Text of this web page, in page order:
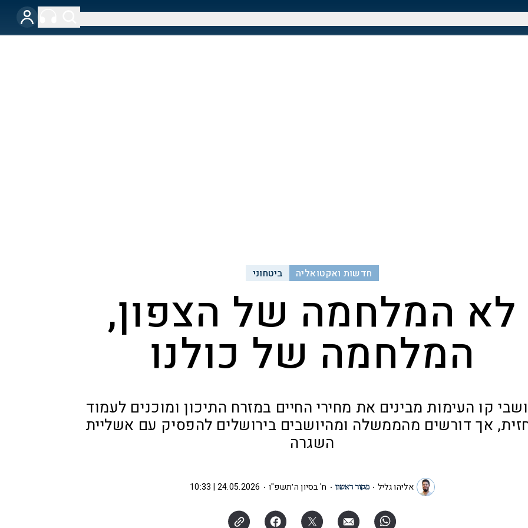
חדשות ואקטואליה ביטחוני
לא המלחמה של הצפון,
המלחמה של כולנו
קו העימות מבינים את מחירי החיים במזרח התיכון ומוכנים לעמוד
אך דורשים מהממשלה ומהיושבים בירושלים להפסיק עם אשליית
השגרה
אליהו גליל ח' בסיון ה׳תשפ"ו 24.05.2026 | 10:33